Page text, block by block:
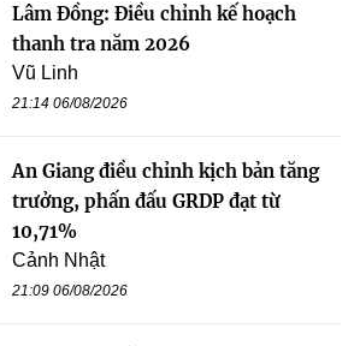
Lâm Đồng: Điều chỉnh kế hoạch
thanh tra năm 2026
Vũ Linh
21:14 06/08/2026
An Giang điều chỉnh kịch bản tăng
trưởng, phấn đấu GRDP đạt từ
10,71%
Cảnh Nhật
21:09 06/08/2026